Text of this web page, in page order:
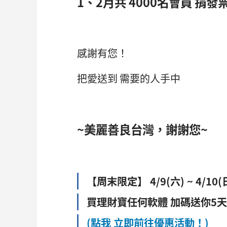
感謝有您！
把愛送到 需要的人手中
~美麗善良台灣，謝謝您~
【周末限定】 4/9(六) ~ 4/10(
買理財寶任何軟體 加碼送你5天
(點我 立即前往優惠活動！)